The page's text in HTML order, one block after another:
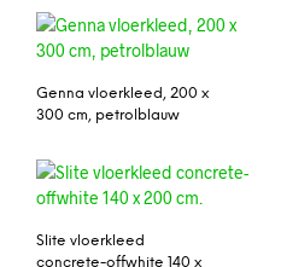
Genna vloerkleed, 200 x
300 cm, petrolblauw
Slite vloerkleed
concrete-offwhite 140 x